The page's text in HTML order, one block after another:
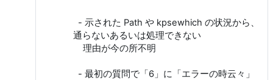
- 示された Path や kpsewhich の状況から、
通らないあるいは処理できない
理由が今の所不明
- 最初の質問で「6」に「エラーの時云々」